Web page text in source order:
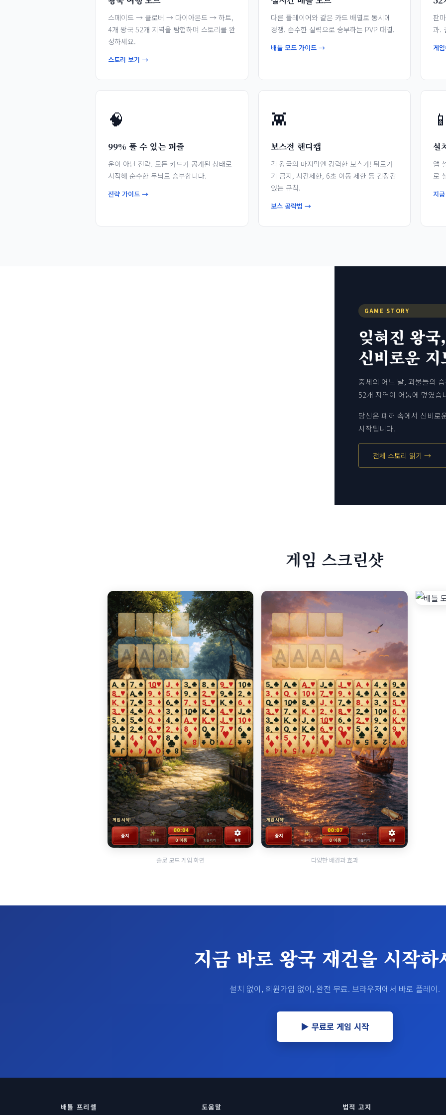
스페이드 → 클로버 → 다이아몬드 → 하트,
4개 왕국 52개 지역을 탐험하며 스토리를 완
성하세요.
스토리 보기 →
다른 플레이어와 같은 카드 배열로 동시에
경쟁. 순수한 실력으로 승부하는 PVP 대결.
배틀 모드 가이드 →
판
과.
게
🧠
99% 풀 수 있는 퍼즐
운이 아닌 전략. 모든 카드가 공개된 상태로
시작해 순수한 두뇌로 승부합니다.
전략 가이드 →
👾
보스전 핸디캡
각 왕국의 마지막엔 강력한 보스가! 뒤로가
기 금지, 시간제한, 6초 이동 제한 등 긴장감
있는 규칙.
보스 공략법 →
설
앱
로
지
GAME STORY
잊혀진 왕국,
신비로운 지
중세의 어느 날, 괴물들의
52개 지역이 어둠에 덮였습
당신은 폐허 속에서 신비로
시작됩니다.
전체 스토리 읽기 →
게임 스크린샷
솔로 모드 게임 화면 다양한 배경과 효과
지금 바로 왕국 재건을 시작하
설치 없이, 회원가입 없이, 완전 무료. 브라우저에서 바로 플레이.
▶ 무료로 게임 시작
배틀 프리셀 도움말 법적 고지